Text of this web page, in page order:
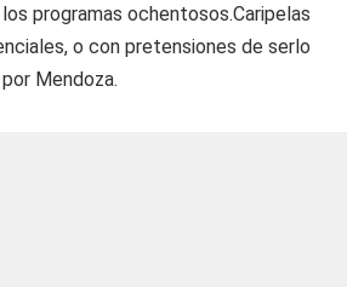
programas ochentosos.Caripelas
o con pretensiones de serlo
Mendoza.